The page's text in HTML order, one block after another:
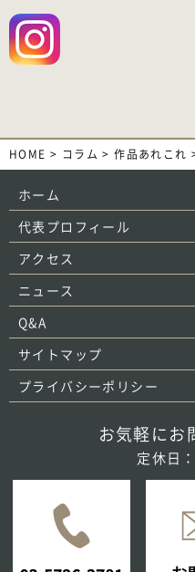
HOME > コラム >作品あれこれ
ホーム
代表プロフィール
アクセス
ニュース
Q&A
サイトマップ
プライバシーポリシー
お気軽にお
定休日